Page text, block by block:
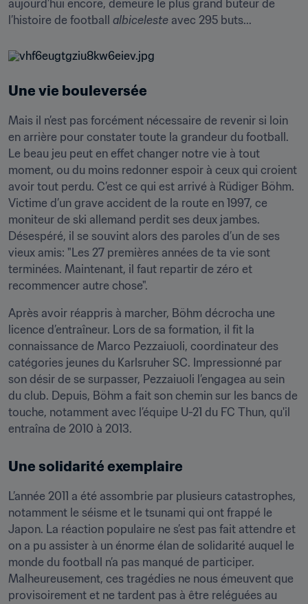
aujourd’hui encore, demeure le plus grand buteur de
l’histoire de football albiceleste avec 295 buts...
Une vie bouleversée
Mais il n’est pas forcément nécessaire de revenir si loin
en arrière pour constater toute la grandeur du football.
Le beau jeu peut en effet changer notre vie à tout
moment, ou du moins redonner espoir à ceux qui croient
avoir tout perdu. C’est ce qui est arrivé à Rüdiger Böhm.
Victime d’un grave accident de la route en 1997, ce
moniteur de ski allemand perdit ses deux jambes.
Désespéré, il se souvint alors des paroles d’un de ses
vieux amis: "Les 27 premières années de ta vie sont
terminées. Maintenant, il faut repartir de zéro et
recommencer autre chose".
Après avoir réappris à marcher, Böhm décrocha une
licence d’entraîneur. Lors de sa formation, il fit la
connaissance de Marco Pezzaiuoli, coordinateur des
catégories jeunes du Karlsruher SC. Impressionné par
son désir de se surpasser, Pezzaiuoli l’engagea au sein
du club. Depuis, Böhm a fait son chemin sur les bancs de
touche, notamment avec l’équipe U-21 du FC Thun, qu'il
entraîna de 2010 à 2013.
Une solidarité exemplaire
L’année 2011 a été assombrie par plusieurs catastrophes,
notamment le séisme et le tsunami qui ont frappé le
Japon. La réaction populaire ne s’est pas fait attendre et
on a pu assister à un énorme élan de solidarité auquel le
monde du football n’a pas manqué de participer.
Malheureusement, ces tragédies ne nous émeuvent que
provisoirement et ne tardent pas à être reléguées au